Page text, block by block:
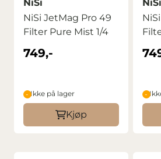
NiSi
NiSi JetMag Pro 49
Filter Pure Mist 1/4
749,-
Ikke på lager
Kjøp
NiSi